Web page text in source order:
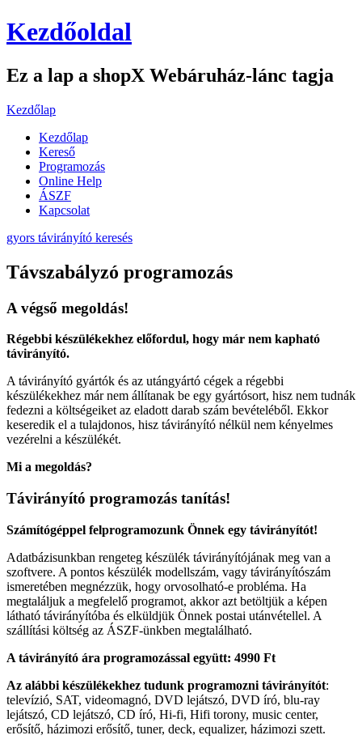
Kezdőoldal
Ez a lap a shopX Webáruház-lánc tagja
Kezdőlap
Kezdőlap
Kereső
Programozás
Online Help
ÁSZF
Kapcsolat
gyors távirányító keresés
Távszabályzó programozás
A végső megoldás!
Régebbi készülékekhez előfordul, hogy már nem kapható
távirányító.
A távirányító gyártók és az utángyártó cégek a régebbi
készülékekhez már nem állítanak be egy gyártósort, hisz nem tudnák
fedezni a költségeiket az eladott darab szám bevételéből. Ekkor
keseredik el a tulajdonos, hisz távirányító nélkül nem kényelmes
vezérelni a készülékét.
Mi a megoldás?
Távirányító programozás tanítás!
Számítógéppel felprogramozunk Önnek egy távirányítót!
Adatbázisunkban rengeteg készülék távirányítójának meg van a
szoftvere. A pontos készülék modellszám, vagy távirányítószám
ismeretében megnézzük, hogy orvosolható-e probléma. Ha
megtaláljuk a megfelelő programot, akkor azt betöltjük a képen
látható távirányítóba és elküldjük Önnek postai utánvétellel. A
szállítási költség az ÁSZF-ünkben megtalálható.
A távirányító ára programozással együtt: 4990 Ft
Az alábbi készülékekhez tudunk programozni távirányítót:
televízió, SAT, videomagnó, DVD lejátszó, DVD író, blu-ray
lejátszó, CD lejátszó, CD író, Hi-fi, Hifi torony, music center,
erősítő, házimozi erősítő, tuner, deck, equalizer, házimozi szett.